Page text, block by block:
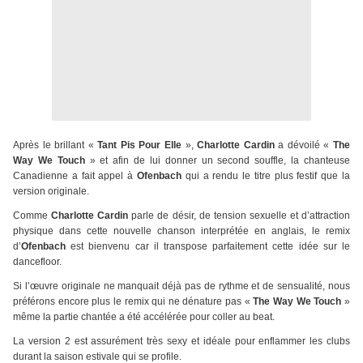
Après le brillant «Tant Pis Pour Elle »,Charlotte Cardina dévoilé « The
Way We Touch » et afin de lui donner un second souffle, la chanteuse
Canadienne a fait appel à Ofenbachqui a rendu le titre plus festif que la
version originale.
CommeCharlotte Cardin parle de désir, de tension sexuelle et d’attraction
physique dans cette nouvelle chanson interprétée en anglais, le remix
d’Ofenbach est bienvenu car il transpose parfaitement cette idée sur le
dancefloor.
Si l’œuvre originale ne manquait déjà pas de rythme et de sensualité, nous
préférons encore plus le remix qui ne dénature pas «The Way We Touch »
même la partie chantée a été accélérée pour coller au beat.
La version 2 est assurément très sexy et idéale pour enflammer les clubs
durant la saison estivale qui se profile.